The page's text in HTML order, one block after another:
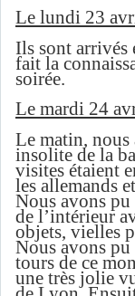
Le lundi 23
Ils sont arrivés
fait la
soirée.
Le mardi 24
Le matin, nous
insolite de la
visites étaient
les allemands
Nous avons
de l’intérieur
objets, vielles
Nous avons pu
tours de ce
une très jolie